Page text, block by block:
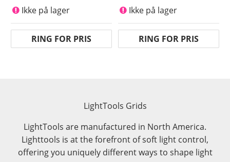
Ikke på lager
RING FOR PRIS
Ikke på lager
RING FOR PRIS
LightTools Grids
LightTools are manufactured in North America.
Lighttools is at the forefront of soft light control,
offering you uniquely different ways to shape light